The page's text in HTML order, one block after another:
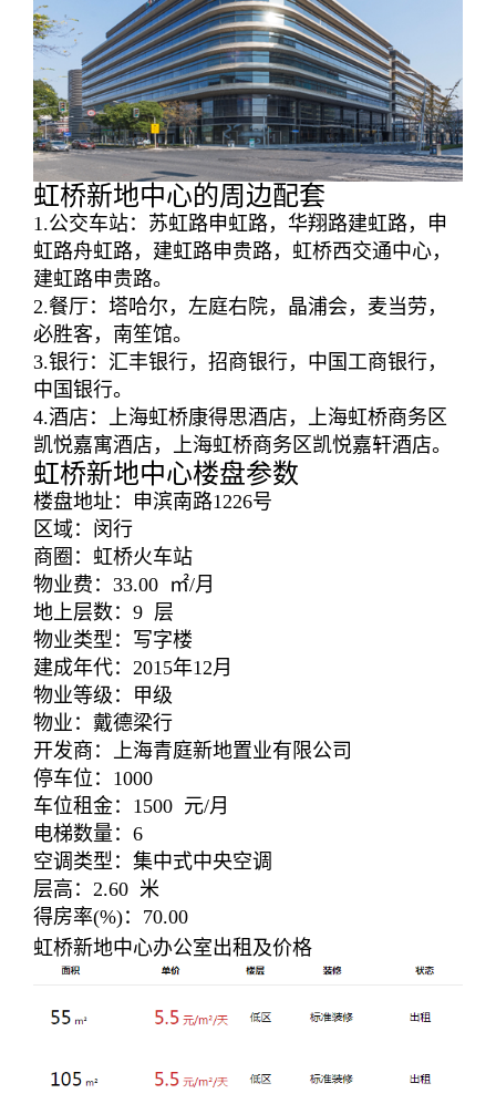
虹桥新地中心的周边配套
1.公交车站：苏虹路申虹路，华翔路建虹路，申
虹路舟虹路，建虹路申贵路，虹桥西交通中心，
建虹路申贵路。
2.餐厅：塔哈尔，左庭右院，晶浦会，麦当劳，
必胜客，南笙馆。
3.银行：汇丰银行，招商银行，中国工商银行，
中国银行。
4.酒店：上海虹桥康得思酒店，上海虹桥商务区
凯悦嘉寓酒店，上海虹桥商务区凯悦嘉轩酒店。
虹桥新地中心楼盘参数
楼盘地址：申滨南路1226号
区域：闵行
商圈：虹桥火车站
物业费：33.00 ㎡/月
地上层数：9 层
物业类型：写字楼
建成年代：2015年12月
物业等级：甲级
物业：戴德梁行
开发商：上海青庭新地置业有限公司
停车位：1000
车位租金：1500 元/月
电梯数量：6
空调类型：集中式中央空调
层高：2.60 米
得房率(%)：70.00
虹桥新地中心办公室出租及价格